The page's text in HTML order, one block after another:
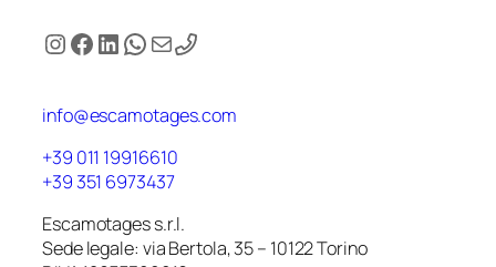
Instagram
Facebook
LinkedIn
WhatsApp
Email
info@escamotages.com
+39 011 19916610
+39 351 6973437
Escamotages s.r.l.
Sede legale: via Bertola, 35 – 10122 Torino